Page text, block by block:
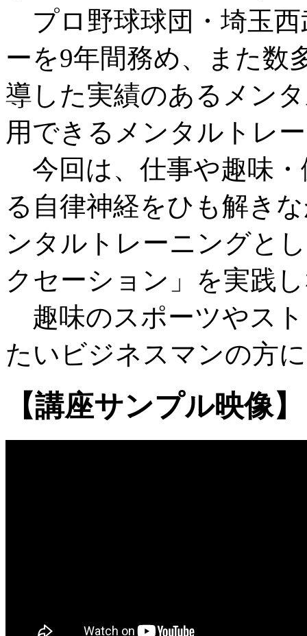
プロ野球球団・埼玉
ーを9年間務め、また数
導した実績のあるメン
用できるメンタルトレ
今回は、仕事や趣味
る自律神経をひも解き
ンタルトレーニングと
クセーション」を実践
趣味のスポーツやス
たいビジネスマンの方
【講座サンプル映像】